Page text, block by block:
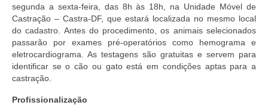
segunda a sexta-feira, das 8h às 18h, na Unidade Móvel de
Castração – Castra-DF, que estará localizada no mesmo local
do cadastro. Antes do procedimento, os animais selecionados
passarão por exames pré-operatórios como hemograma e
eletrocardiograma. As testagens são gratuitas e servem para
identificar se o cão ou gato está em condições aptas para a
castração.
Profissionalização